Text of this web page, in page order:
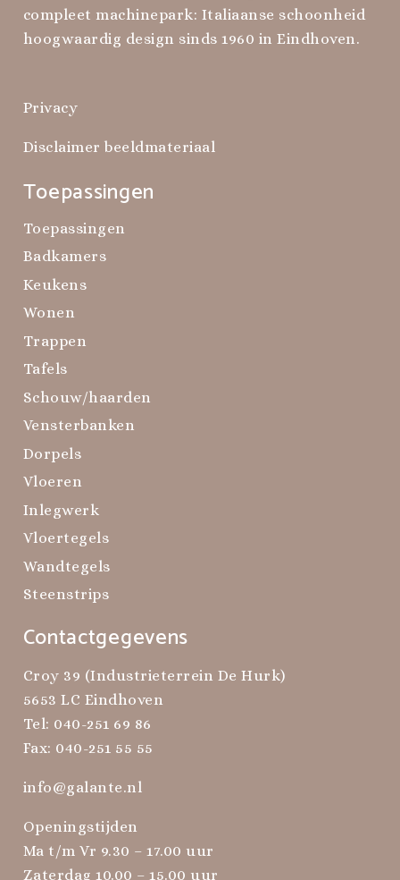
compleet machinepark: Italiaanse schoonheid
hoogwaardig design sinds 1960 in Eindhoven.
Privacy
Disclaimer beeldmateriaal
Toepassingen
Toepassingen
Badkamers
Keukens
Wonen
Trappen
Tafels
Schouw/haarden
Vensterbanken
Dorpels
Vloeren
Inlegwerk
Vloertegels
Wandtegels
Steenstrips
Contactgegevens
Croy 39 (Industrieterrein De Hurk)
5653 LC Eindhoven
Tel: 040-251 69 86
Fax: 040-251 55 55
info@galante.nl
Openingstijden
Ma t/m Vr 9.30 – 17.00 uur
Zaterdag 10.00 – 15.00 uur